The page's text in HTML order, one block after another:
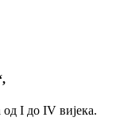
I до IV вијека.